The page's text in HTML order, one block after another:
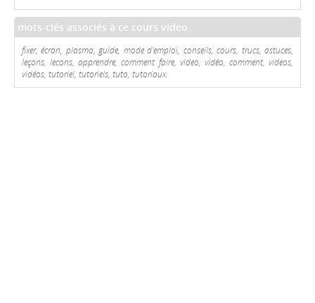
mots-clés associés à ce cours video
fixer, écran, plasma, guide, mode d'emploi, conseils, cours, trucs, astuces,
leçons, lecons, apprendre, comment faire, video, vidéo, comment, videos,
vidéos, tutoriel, tutoriels, tuto, tutoriaux.